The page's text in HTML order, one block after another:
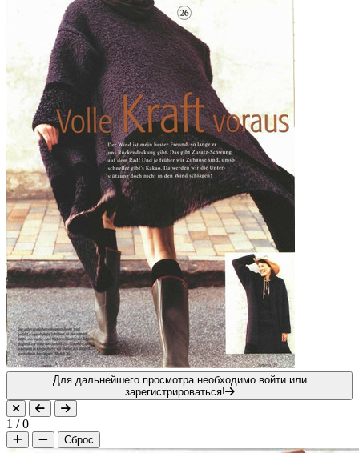
Для дальнейшего просмотра необходимо войти или
зарегистрироваться!
1 /0
Сброс